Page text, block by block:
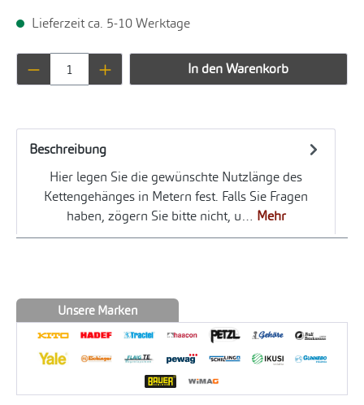
Lieferzeit ca. 5-10 Werktage
Produkt Anzahl: Gib den gewünschten
In den Warenkorb
Beschreibung
Hier legen Sie die gewünschte Nutzlänge des
Kettengehänges in Metern fest. Falls Sie Fragen
haben, zögern Sie bitte nicht, u… Mehr
Unsere Marken